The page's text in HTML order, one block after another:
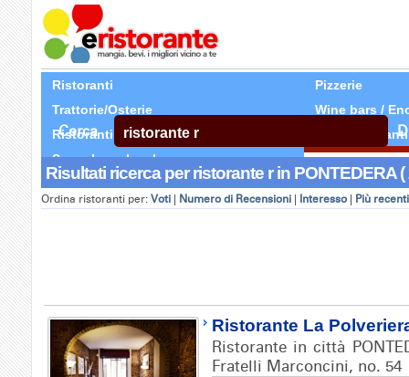
Ristoranti
Pizzerie
Trattorie/Osterie
Wine bars /
Ristoranti Etnici
Tutti Ristoranti
Segnala un locale
Cerca
Risultati ricerca per ristorante r in PONTEDERA (
Ordina ristoranti per: Voti Numero di Recensioni Interesso Più recenti
Ristorante La
Ristorante in città
Fratelli Marconcini, no. 54